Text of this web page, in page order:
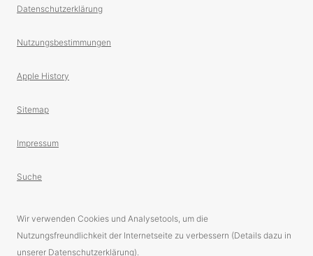
Datenschutzerklärung
Nutzungsbestimmungen
Apple History
Sitemap
Impressum
Suche
Wir verwenden Cookies und Analysetools, um die
Nutzungsfreundlichkeit der Internetseite zu verbessern (Details dazu in
unserer Datenschutzerklärung).